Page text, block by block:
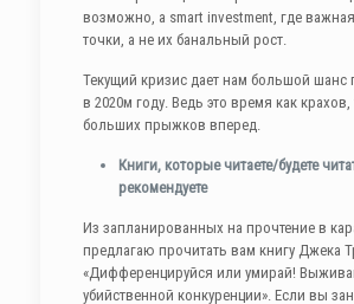
возможно, а smart investment, где
точки, а не их банальный рост.
Текущий кризис дает нам большой шанс
в 2020м году. Ведь это время как крахов,
больших прыжков вперед.
Книги, которые читаете/будете
рекомендуете
Из запланированных на прочтение в
предлагаю прочитать вам книгу Джека
«Дифференцируйся или умирай!
убийственной конкуренции». Если вы